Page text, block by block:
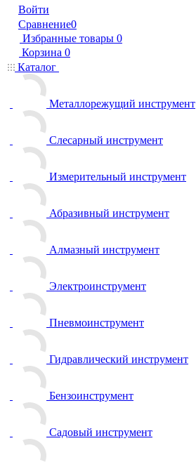
Войти
Сравнение0
Избранные товары 0
Корзина 0
Каталог
Металлорежущий инструмент
Слесарный инструмент
Измерительный инструмент
Абразивный инструмент
Алмазный инструмент
Электроинструмент
Пневмоинструмент
Гидравлический инструмент
Бензоинструмент
Садовый инструмент